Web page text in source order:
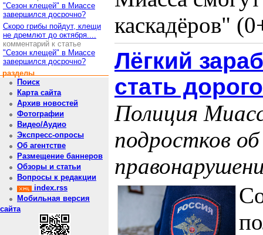
"Сезон клещей" в Миассе
завершился досрочно?
Скоро грибы пойдут, клещи
не дремлют до октября....
комментарий к статье
"Сезон клещей" в Миассе
завершился досрочно?
разделы
Поиск
Карта сайта
Архив новостей
Фотографии
Видео/Аудио
Экспресс-опросы
Об агентстве
Размещение баннеров
Обзоры и статьи
Вопросы к редакции
index.rss
Мобильная версия
сайта
каскадёров"
Лёгкий
стать
Полиция
подростков